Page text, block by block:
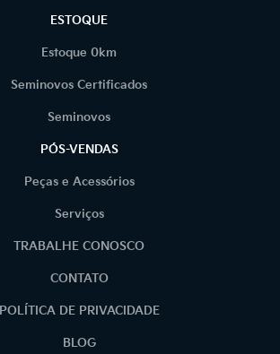
ESTOQUE
Estoque 0km
Seminovos Certificados
Seminovos
PÓS-VENDAS
Peças e Acessórios
Serviços
TRABALHE CONOSCO
CONTATO
POLÍTICA DE PRIVACIDADE
BLOG